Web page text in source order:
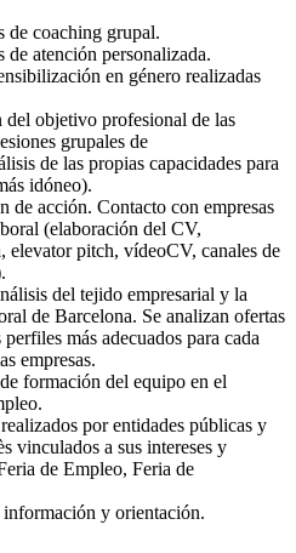
de coaching grupal.
de atención personalizada.
en género realizadas
objetivo profesional de las
grupales de
de las propias capacidades para
idóneo).
de acción. Contacto con empresas
(elaboración del CV,
elevator pitch, vídeoCV, canales de
del tejido empresarial y la
de Barcelona. Se analizan ofertas
más adecuados para cada
empresas.
formación del equipo en el
por entidades públicas y
vinculados a sus intereses y
de Empleo, Feria de
y orientación.